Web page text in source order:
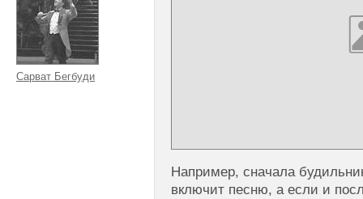
Сарват Бегбуди
Например, сначала
включит песню, а если и